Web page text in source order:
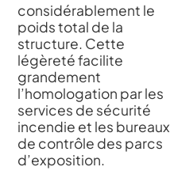
considérablement le
poids total de la
structure. Cette
légèreté facilite
grandement
l’homologation par les
services de sécurité
incendie et les bureaux
de contrôle des parcs
d’exposition.